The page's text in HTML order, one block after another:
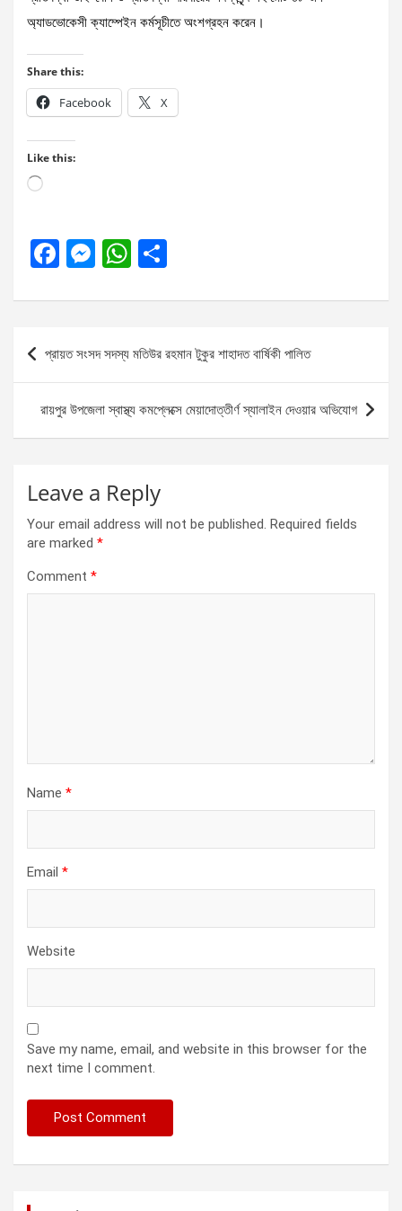
অ্যাডভোকেসী ক্যাম্পেইন কর্মসূচীতে অংশগ্রহন করেন।
Share this:
Facebook X
Like this:
Loading…
F
ce
o
o
k
M
se
g
er
W
at
s
A
p
p
ar
Post
navigation
প্রায়ত সংসদ সদস্য মতিউর রহমান টুকুর শাহাদত বার্ষিকী পালিত
রায়পুর উপজেলা স্বাস্থ্য কমপ্লেক্সে মেয়াদোত্তীর্ণ স্যালাইন দেওয়ার অভিযোগ
Leave a Reply
Your email address will not be published. Required fields
are marked *
Comment *
Name *
Email *
Website
Save my name, email, and website in this browser for the
next time I comment.